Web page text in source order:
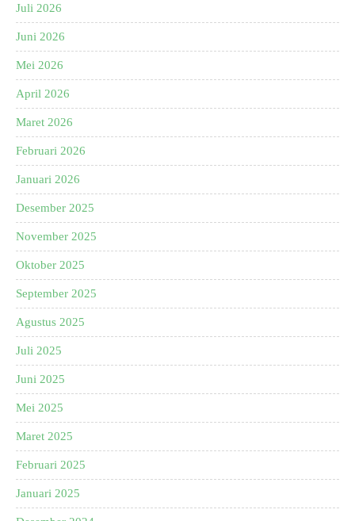
Juli 2026
Juni 2026
Mei 2026
April 2026
Maret 2026
Februari 2026
Januari 2026
Desember 2025
November 2025
Oktober 2025
September 2025
Agustus 2025
Juli 2025
Juni 2025
Mei 2025
Maret 2025
Februari 2025
Januari 2025